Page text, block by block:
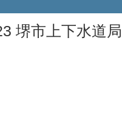
堺市上下水道